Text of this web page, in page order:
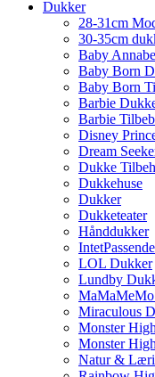
Dukker
28-31cm
30-35cm
Baby
Baby Born
Baby Born
Barbie
Barbie
Disney
Dream
Dukke
Dukkehuse
Dukker
Dukketeater
Hånddukker
IntetPassende
LOL Dukker
Lundby
Miraculous
Monster
Monster
Natur &